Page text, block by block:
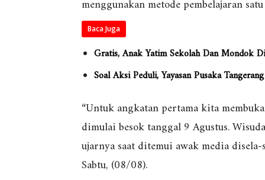
menggunakan metode pembelajaran
Baca Juga
Gratis, Anak Yatim Sekolah Dan Mondok
Soal Aksi Peduli, Yayasan Pusaka
“Untuk angkatan pertama kita
dimulai besok tanggal 9 Agustus.
ujarnya saat ditemui awak media
Sabtu, (08/08).